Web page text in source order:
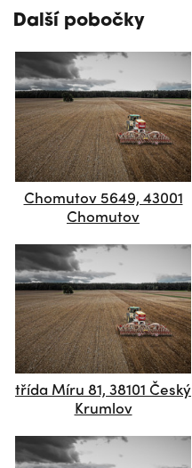
Další pobočky
Chomutov 5649, 43001
Chomutov
třída Míru 81, 38101 Český
Krumlov